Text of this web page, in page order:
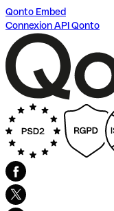
Qonto Embed
Connexion API Qonto